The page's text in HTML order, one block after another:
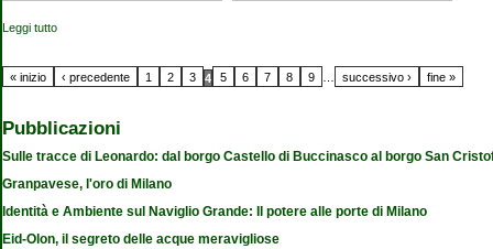
Leggi tutto
Pagine
« inizio ‹ precedente 1 2 3 4 5 6 7 8 9 successivo › fine »
Pubblicazioni
Sulle tracce di Leonardo: dal borgo Castello di Buccinasco al borgo San
Granpavese, l'oro di Milano
Identità e Ambiente sul Naviglio Grande: Il potere alle porte di Milano
Eid-Olon, il segreto delle acque meravigliose